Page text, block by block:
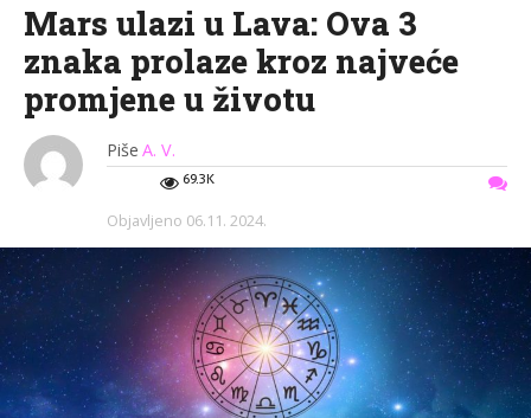
Mars ulazi u Lava: Ova 3
znaka prolaze kroz najveće
promjene u životu
Piše A. V.
69.3K
Objavljeno 06.11. 2024.